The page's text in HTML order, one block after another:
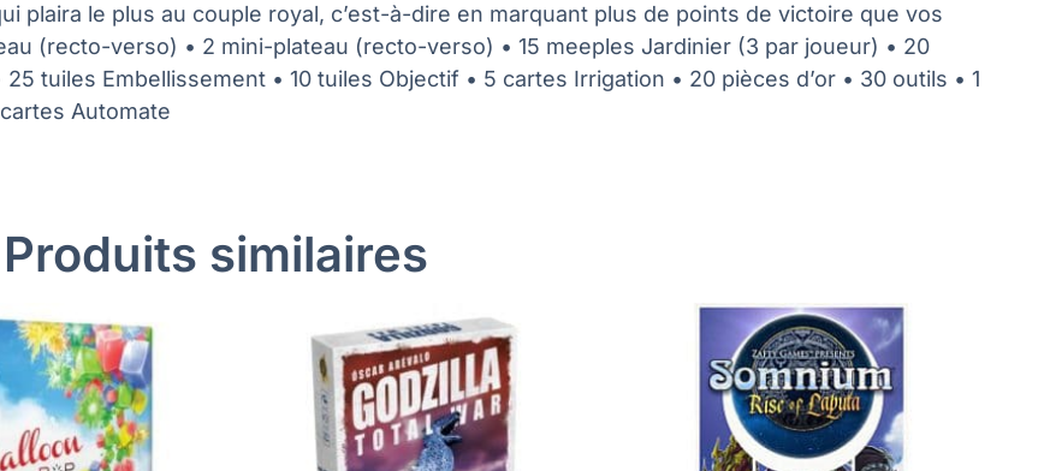
plaira le plus au couple royal, c’est-à-dire en marquant plus de points de victoire que vos
(recto-verso) • 2 mini-plateau (recto-verso) • 15 meeples Jardinier (3 par joueur) • 20
tuiles Embellissement • 10 tuiles Objectif • 5 cartes Irrigation • 20 pièces d’or • 30 outils • 1
Automate
Produits similaires